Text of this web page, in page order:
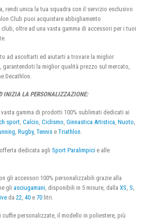
rendi unica la tua squadra con il servizio esclusivo
Club puoi acquistare abbigliamento
oltre ad una vasta gamma di accessori per i tuoi
ad ascoltarti ed aiutarti a trovare la miglior
la miglior qualità prezzo sul mercato,
Decathlon.
INIZIA LA PERSONALIZZAZIONE:
gamma di prodotti 100% sublimati dedicati ai
sport, Calcio, Ciclismo, Ginnastica Artistica, Nuoto,
, Rugby, Tennis e Triathlon.
dedicata agli Sport Paralimpici e alle
gli accessori 100% personalizzabili grazie alla
gli asciugamani , disponibili in 5 misure, dalla XS S
da 22 40 e 70 litri.
personalizzate, il modello in poliestere, più